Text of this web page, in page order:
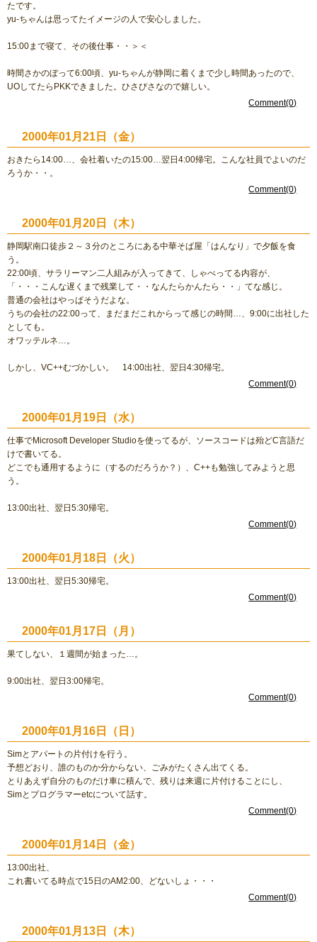
たです。
yu-ちゃんは思ってたイメージの人で安心しました。
15:00まで寝て、その後仕事・・＞＜
時間さかのぼって6:00頃、yu-ちゃんが静岡に着くまで少し時間あったので、
UOしてたらPKKできました。ひさびさなので嬉しい。
Comment(0)
2000年01月21日（金）
おきたら14:00…、会社着いたの15:00…翌日4:00帰宅。こんな社員でよいのだ
ろうか・・。
Comment(0)
2000年01月20日（木）
静岡駅南口徒歩２～３分のところにある中華そば屋「はんなり」で夕飯を食
う。
22:00頃、サラリーマン二人組みが入ってきて、しゃべってる内容が、
「・・・こんな遅くまで残業して・・なんたらかんたら・・」てな感じ。
普通の会社はやっぱそうだよな。
うちの会社の22:00って、まだまだこれからって感じの時間…、9:00に出社した
としても。
オワッテルネ…。
しかし、VC++むづかしい。 14:00出社、翌日4:30帰宅。
Comment(0)
2000年01月19日（水）
仕事でMicrosoft Developer Studioを使ってるが、ソースコードは殆どC言語だ
けで書いてる。
どこでも通用するように（するのだろうか？）、C++も勉強してみようと思
う。
13:00出社、翌日5:30帰宅。
Comment(0)
2000年01月18日（火）
13:00出社、翌日5:30帰宅。
Comment(0)
2000年01月17日（月）
果てしない、１週間が始まった…。
9:00出社、翌日3:00帰宅。
Comment(0)
2000年01月16日（日）
Simとアパートの片付けを行う。
予想どおり、誰のものか分からない、ごみがたくさん出てくる。
とりあえず自分のものだけ車に積んで、残りは来週に片付けることにし、
Simとプログラマーetcについて話す。
Comment(0)
2000年01月14日（金）
13:00出社、
これ書いてる時点で15日のAM2:00、どないしょ・・・
Comment(0)
2000年01月13日（木）